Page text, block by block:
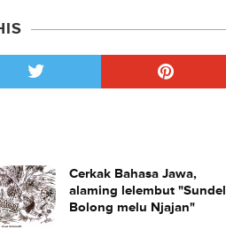
Cerkak Bahasa Jawa,
alaming lelembut "Sundel
Bolong melu Njajan"